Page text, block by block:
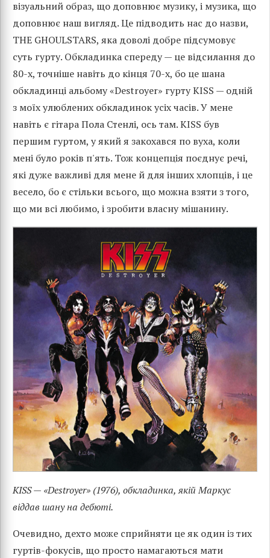
візуальний образ, що доповнює музику, і музика, що
доповнює наш вигляд. Це підводить нас до назви,
THE GHOULSTARS, яка доволі добре підсумовує
суть гурту. Обкладинка спереду — це відсилання до
80-х, точніше навіть до кінця 70-х, бо це шана
обкладинці альбому «Destroyer» гурту KISS — одній
з моїх улюблених обкладинок усіх часів. У мене
навіть є гітара Пола Стенлі, ось там. KISS був
першим гуртом, у який я закохався по вуха, коли
мені було років п'ять. Тож концепція поєднує речі,
які дуже важливі для мене й для інших хлопців, і це
весело, бо є стільки всього, що можна взяти з того,
що ми всі любимо, і зробити власну мішанину.
KISS — «Destroyer» (1976), обкладинка, якій Маркус
віддав шану на дебюті.
Очевидно, дехто може сприйняти це як один із тих
гуртів-фокусів, що просто намагаються мати